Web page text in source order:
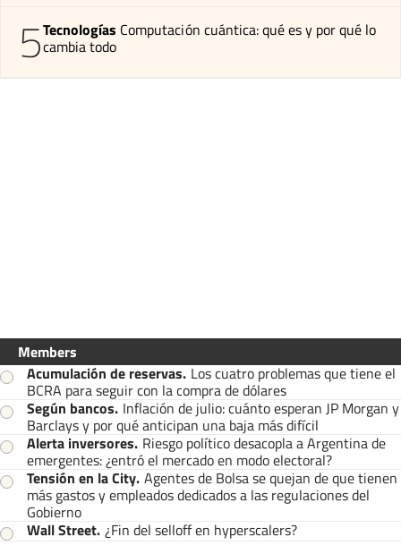
5Tecnologías Computación cuántica: qué es y por qué lo
cambia todo
Members
Acumulación de reservas. Los cuatro problemas que tiene el
BCRA para seguir con la compra de dólares
Según bancos. Inflación de julio: cuánto esperan JP Morgan y
Barclays y por qué anticipan una baja más difícil
Alerta inversores. Riesgo político desacopla a Argentina de
emergentes: ¿entró el mercado en modo electoral?
Tensión en la City. Agentes de Bolsa se quejan de que tienen
más gastos y empleados dedicados a las regulaciones del
Gobierno
Wall Street. ¿Fin del selloff en hyperscalers?